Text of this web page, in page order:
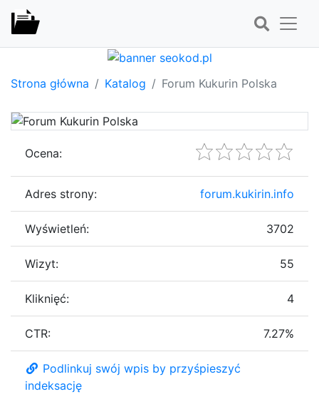
Strona główna Katalog Forum Kukurin Polska
Ocena:
Adres strony: forum.kukirin.info
Wyświetleń: 3702
Wizyt: 55
Kliknięć: 4
CTR: 7.27%
Podlinkuj swój wpis by przyśpieszyć
indeksację